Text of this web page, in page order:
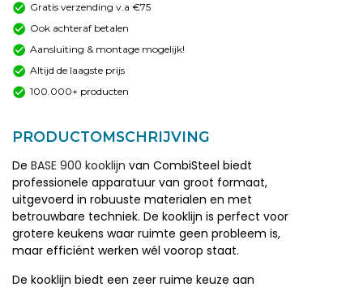
Gratis verzending v.a €75
Ook achteraf betalen
Aansluiting & montage mogelijk!
Altijd de laagste prijs
100.000+ producten
PRODUCTOMSCHRIJVING
De BASE 900 kooklijn van CombiSteel biedt
professionele apparatuur van groot formaat,
uitgevoerd in robuuste materialen en met
betrouwbare techniek. De kooklijn is perfect voor
grotere keukens waar ruimte geen probleem is,
maar efficiënt werken wél voorop staat.
De kooklijn biedt een zeer ruime keuze aan